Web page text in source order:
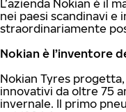
L’azienda Nokian è il
nei paesi scandinavi e
straordinariamente
Nokian è l’inventore
Nokian Tyres
innovativi da oltre 75
invernale. Il primo